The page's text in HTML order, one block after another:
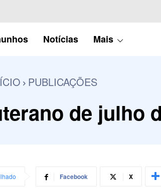
Notícias Mais
PUBLICAÇÕES
de julho
Facebook X